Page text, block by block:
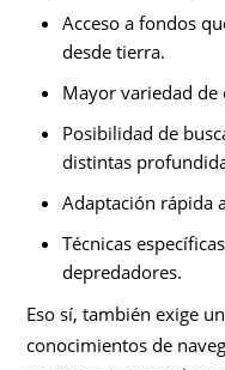
Acceso a fondos
desde tierra.
Mayor variedad de
Posibilidad de
distintas
Adaptación rápida
Técnicas
depredadores.
Eso sí, también exige
conocimientos de